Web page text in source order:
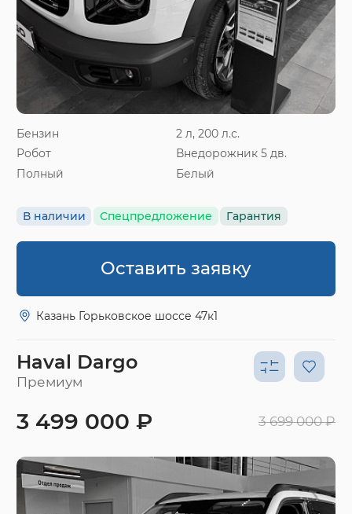
Бензин
2 л, 200 л.с.
Робот
Внедорожник 5 дв.
Полный
Белый
В наличии Спецпредложение Гарантия
Оставить заявку
Казань Горьковское шоссе 47к1
Haval Dargo
Премиум
3 499 000 ₽ 3 699 000 ₽